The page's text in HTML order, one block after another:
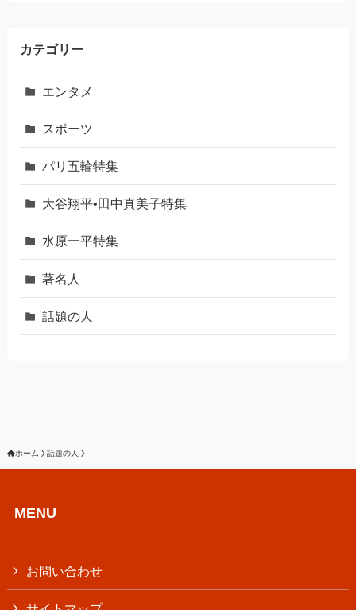
カテゴリー
エンタメ
スポーツ
パリ五輪特集
大谷翔平•田中真美子特集
水原一平特集
著名人
話題の人
ホーム 話題の人
MENU
お問い合わせ